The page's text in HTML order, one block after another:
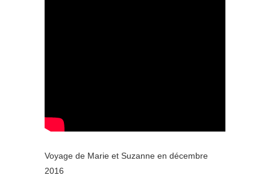
Voyage de Marie et Suzanne en décembre
2016